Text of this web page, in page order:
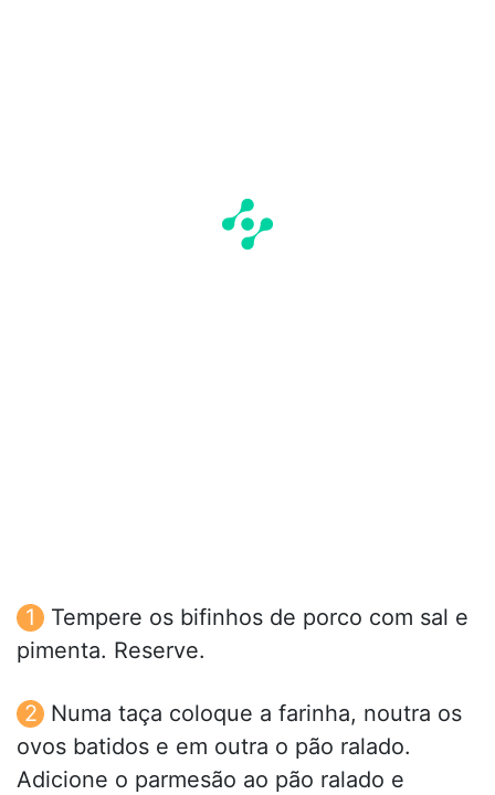
Tempere os bifinhos de porco com sal e
pimenta. Reserve.
Numa taça coloque a farinha, noutra os
ovos batidos e em outra o pão ralado.
Adicione o parmesão ao pão ralado e